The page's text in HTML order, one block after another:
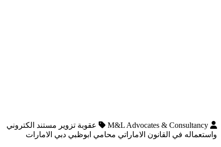
M&L Advocates & Consultancy
عقوبة تزوير مستند الكتروني
واستعماله في القانون الاماراتي محامي ابوظبي دبي الامارات